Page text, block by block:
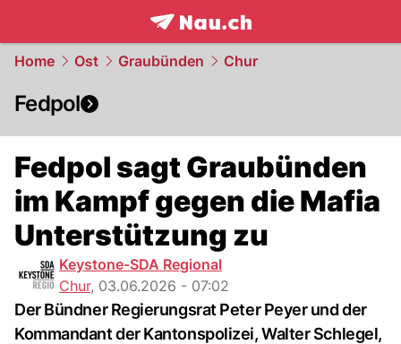
frontpage.NAU.ch
Home Ost Graubünden Chur
Fedpol
Fedpol sagt Graubünden
im Kampf gegen die Mafia
Unterstützung zu
Keystone-SDA Regional
Chur, 03.06.2026 - 07:02
Der Bündner Regierungsrat Peter Peyer und der
Kommandant der Kantonspolizei, Walter Schlegel,